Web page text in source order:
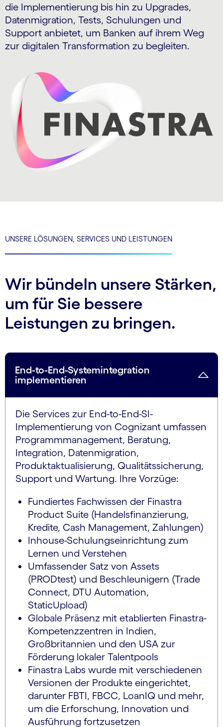
die Implementierung bis hin zu Upgrades,
Datenmigration, Tests, Schulungen und
Support anbietet, um Banken auf ihrem Weg
zur digitalen Transformation zu begleiten.
UNSERE LÖSUNGEN, SERVICES UND LEISTUNGEN
Wir bündeln unsere Stärken,
um für Sie bessere
Leistungen zu bringen.
End-to-End-Systemintegration
implementieren
Die Services zur End-to-End-SI-
Implementierung von Cognizant umfassen
Programmmanagement, Beratung,
Integration, Datenmigration,
Produktaktualisierung, Qualitätssicherung,
Support und Wartung. Ihre Vorzüge:
Fundiertes Fachwissen der Finastra
Product Suite (Handelsfinanzierung,
Kredite, Cash Management, Zahlungen)
Inhouse-Schulungseinrichtung zum
Lernen und Verstehen
Umfassender Satz von Assets
(PRODtest) und Beschleunigern (Trade
Connect, DTU Automation,
StaticUpload)
Globale Präsenz mit etablierten Finastra-
Kompetenzzentren in Indien,
Großbritannien und den USA zur
Förderung lokaler Talentpools
Finastra Labs wurde mit verschiedenen
Versionen der Produkte eingerichtet,
darunter FBTI, FBCC, LoanIQ und mehr,
um die Erforschung, Innovation und
Ausführung fortzusetzen